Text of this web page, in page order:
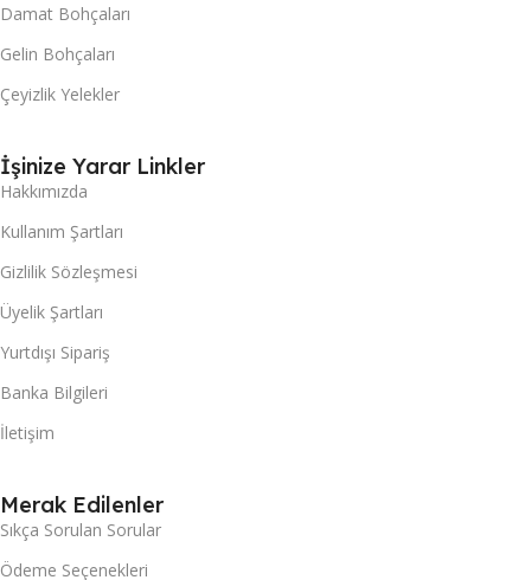
Damat Bohçaları
Gelin Bohçaları
Çeyizlik Yelekler
İşinize Yarar Linkler
Hakkımızda
Kullanım Şartları
Gizlilik Sözleşmesi
Üyelik Şartları
Yurtdışı Sipariş
Banka Bilgileri
İletişim
Merak Edilenler
Sıkça Sorulan Sorular
Ödeme Seçenekleri